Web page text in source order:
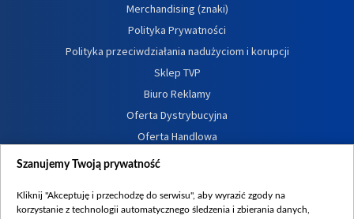
Merchandising (znaki)
Polityka Prywatności
Polityka przeciwdziałania nadużyciom i korupcji
Sklep TVP
Biuro Reklamy
Oferta Dystrybucyjna
Oferta Handlowa
Dostępność
Procedura zgłoszeń wewnętrznych
Szanujemy Twoją prywatność
Kliknij "Akceptuję i przechodzę do serwisu", aby wyrazić zgody na
korzystanie z technologii automatycznego śledzenia i zbierania danych,